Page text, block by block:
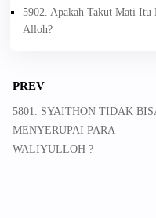
5902. Apakah Takut Mati Itu
Alloh?
PREV
5801. SYAITHON TIDAK
MENYERUPAI PARA
WALIYULLOH ?